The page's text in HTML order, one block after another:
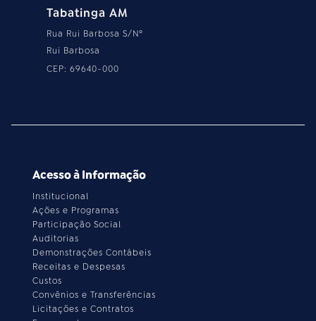
Tabatinga AM
Rua Rui Barbosa S/Nº
Rui Barbosa
CEP: 69640-000
Acesso à Informação
Institucional
Ações e Programas
Participação Social
Auditorias
Demonstrações Contábeis
Receitas e Despesas
Custos
Convênios e Transferências
Licitações e Contratos